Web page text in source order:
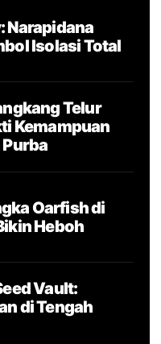
Narapidana
Isolasi Total
Telur
Kemampuan
Oarfish di
Heboh
Vault:
di Tengah